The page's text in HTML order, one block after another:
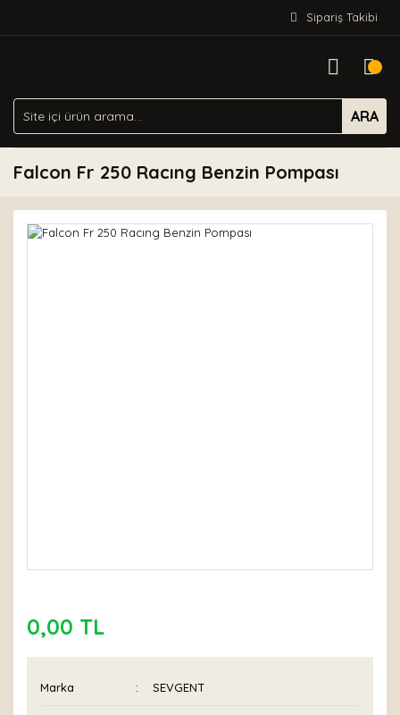
Sipariş Takibi
ARA
Falcon Fr 250 Racıng Benzin Pompası
0,00 TL
Marka SEVGENT